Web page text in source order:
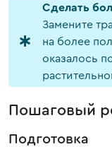
Cделать
Замените
на более
оказалось
Пошаговый
Подготовка